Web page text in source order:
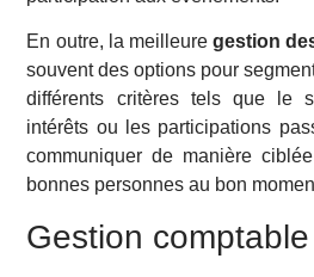
En outre, la meilleuregestion
souvent des options pour
différents critères tels que le
intérêts ou les participations
communiquer de manière
bonnes personnes au bon
Gestion